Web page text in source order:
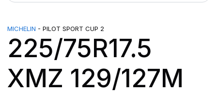
MICHELIN - PILOT SPORT CUP 2
225/75R17.5
XMZ 129/127M